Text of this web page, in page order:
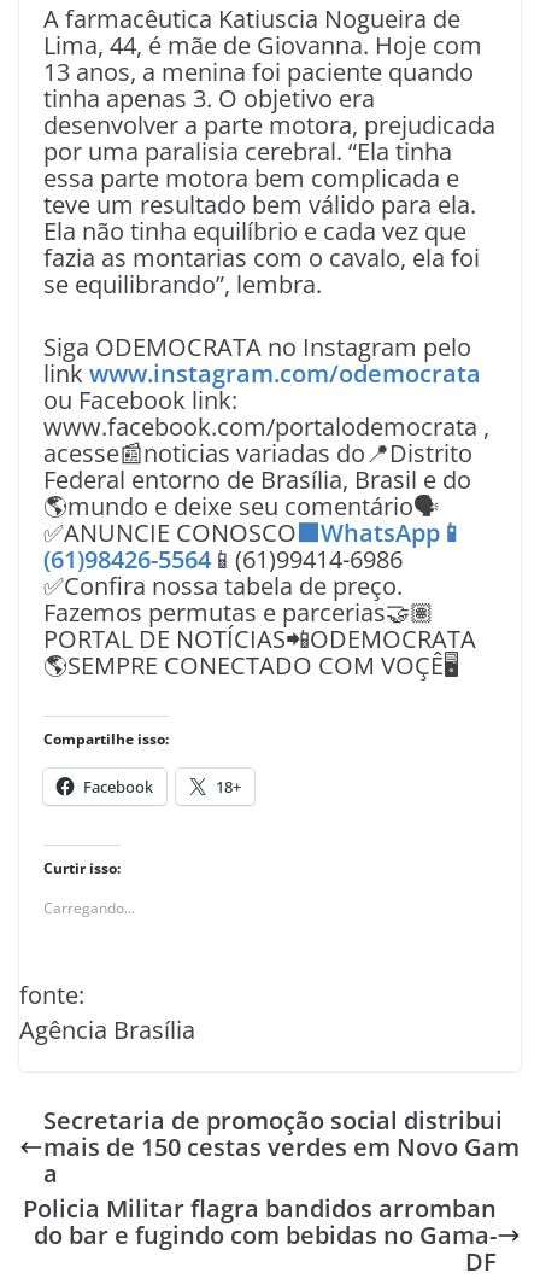
A farmacêutica Katiuscia Nogueira de
Lima, 44, é mãe de Giovanna. Hoje com
13 anos, a menina foi paciente quando
tinha apenas 3. O objetivo era
desenvolver a parte motora, prejudicada
por uma paralisia cerebral. “Ela tinha
essa parte motora bem complicada e
teve um resultado bem válido para ela.
Ela não tinha equilíbrio e cada vez que
fazia as montarias com o cavalo, ela foi
se equilibrando”, lembra.
Siga ODEMOCRATA no Instagram pelo
link www.instagram.com/odemocrata
ou Facebook link:
www.facebook.com/portalodemocrata ,
acesse📰noticias variadas do📍Distrito
Federal entorno de Brasília, Brasil e do
🌎mundo e deixe seu comentário🗣
✅ANUNCIE CONOSCO🟩WhatsApp📱
(61)98426-5564 📱(61)99414-6986
✅Confira nossa tabela de preço.
Fazemos permutas e parcerias🤝🏽
PORTAL DE NOTÍCIAS📲ODEMOCRATA
🌎SEMPRE CONECTADO COM VOÇÊ🖥️
Compartilhe isso:
Facebook 18+
Curtir isso:
Carregando...
fonte:
Agência Brasília
Secretaria de promoção social distribui
mais de 150 cestas verdes em Novo Gam
a
Policia Militar flagra bandidos arromban
do bar e fugindo com bebidas no Gama-
DF